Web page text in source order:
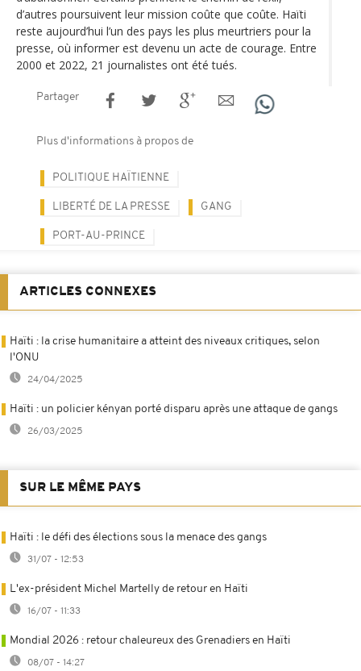
d’autres poursuivent leur mission coûte que coûte. Haïti
reste aujourd’hui l’un des pays les plus meurtriers pour la
presse, où informer est devenu un acte de courage. Entre
2000 et 2022, 21 journalistes ont été tués.
Partager
Plus d'informations à propos de
POLITIQUE HAÏTIENNE
LIBERTÉ DE LA PRESSE GANG
PORT-AU-PRINCE
ARTICLES CONNEXES
Haïti : la crise humanitaire a atteint des niveaux critiques, selon
l'ONU
24/04/2025
Haïti : un policier kényan porté disparu après une attaque de gangs
26/03/2025
SUR LE MÊME PAYS
Haïti : le défi des élections sous la menace des gangs
31/07 - 12:53
L'ex-président Michel Martelly de retour en Haïti
16/07 - 11:33
Mondial 2026 : retour chaleureux des Grenadiers en Haïti
08/07 - 14:27